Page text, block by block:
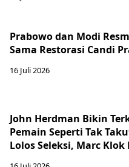
Prabowo dan Modi
Sama Restorasi Candi
16 Juli 2026
John Herdman Bikin
Pemain Seperti Tak
Lolos Seleksi, Marc Klok